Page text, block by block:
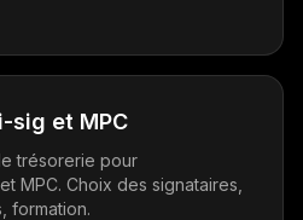
sig et MPC
trésorerie pour
MPC. Choix des signataires,
formation.